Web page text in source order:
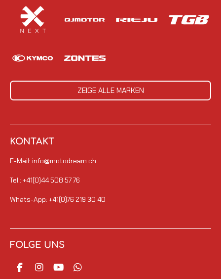
ZEIGE ALLE MARKEN
KONTAKT
E-Mail: info@motodream.ch
Tel.: +41(0)44 508 57 76
Whats-App: +41(0)76 219 30 40
FOLGE UNS
F
I
Y
W